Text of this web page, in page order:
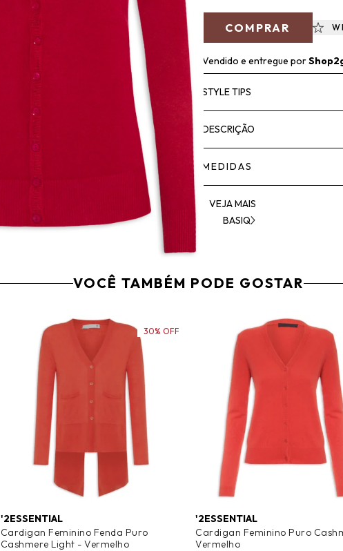
COMPRAR
Vendido e entregue por
STYLE TIPS
DESCRIÇÃO
MEDIDAS
VEJA MAIS
BASIQ
VOCÊ TAMBÉM PODE GOSTAR
'2ESSENTIAL
Cardigan Feminino Fenda Puro
Cashmere Light - Vermelho
30% OFF
'2ESSENTIAL
Cardigan Feminino Puro
Vermelho